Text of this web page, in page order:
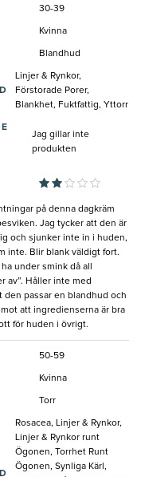
30-39
Kvinna
Blandhud
Linjer & Rynkor,
Förstorade Porer,
Blankhet, Fuktfattig, Yttorr
Jag gillar inte
produkten
på denna dagkräm
Jag tycker att den är
och sjunker inte in i huden,
inte. Blir blank väldigt fort.
under smink då all
av”. Håller inte med
den passar en blandhud och
att ingredienserna är bra
för huden i övrigt.
50-59
Kvinna
Torr
Rosacea, Linjer & Rynkor,
Linjer & Rynkor runt
Ögonen, Torrhet Runt
Ögonen, Synliga Kärl,